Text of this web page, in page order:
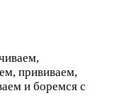
прививаем,
и боремся с